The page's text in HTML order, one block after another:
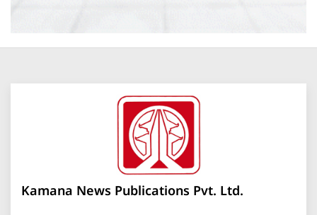
Kamana News Publications Pvt. Ltd.